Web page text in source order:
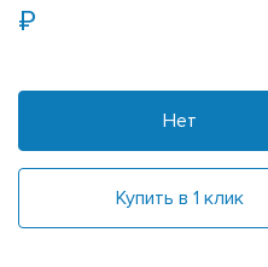
Нет
Купить в 1 клик